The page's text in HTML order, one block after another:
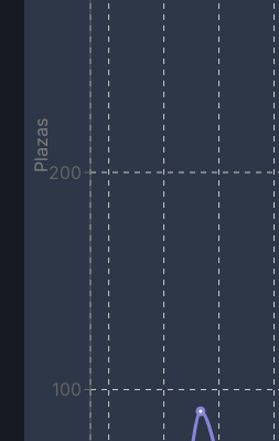
100
200
Plazas